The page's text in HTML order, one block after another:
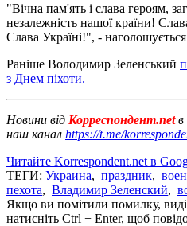
"Вічна пам'ять і слава героям,
незалежність нашої країни!
Слава Україні!", -
Раніше Володимир Зеленський
з Днем піхоти.
Новини від Корреспондент.netв
наш канал https://t.me/
Читайте Korrespondent.net в
ТЕГИ: Украина, праздник,
пехота, Владимир Зеленский,
Якщо ви помітили помилку,
натисніть Ctrl + Enter, щоб